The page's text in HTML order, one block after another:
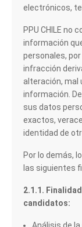
electrónicos,
PPU CHILE no
información
personales,
infracción
alteración, mal
información.
sus datos
exactos,
identidad de
Por lo demás,
las siguientes
2.1.1.
candidatos: